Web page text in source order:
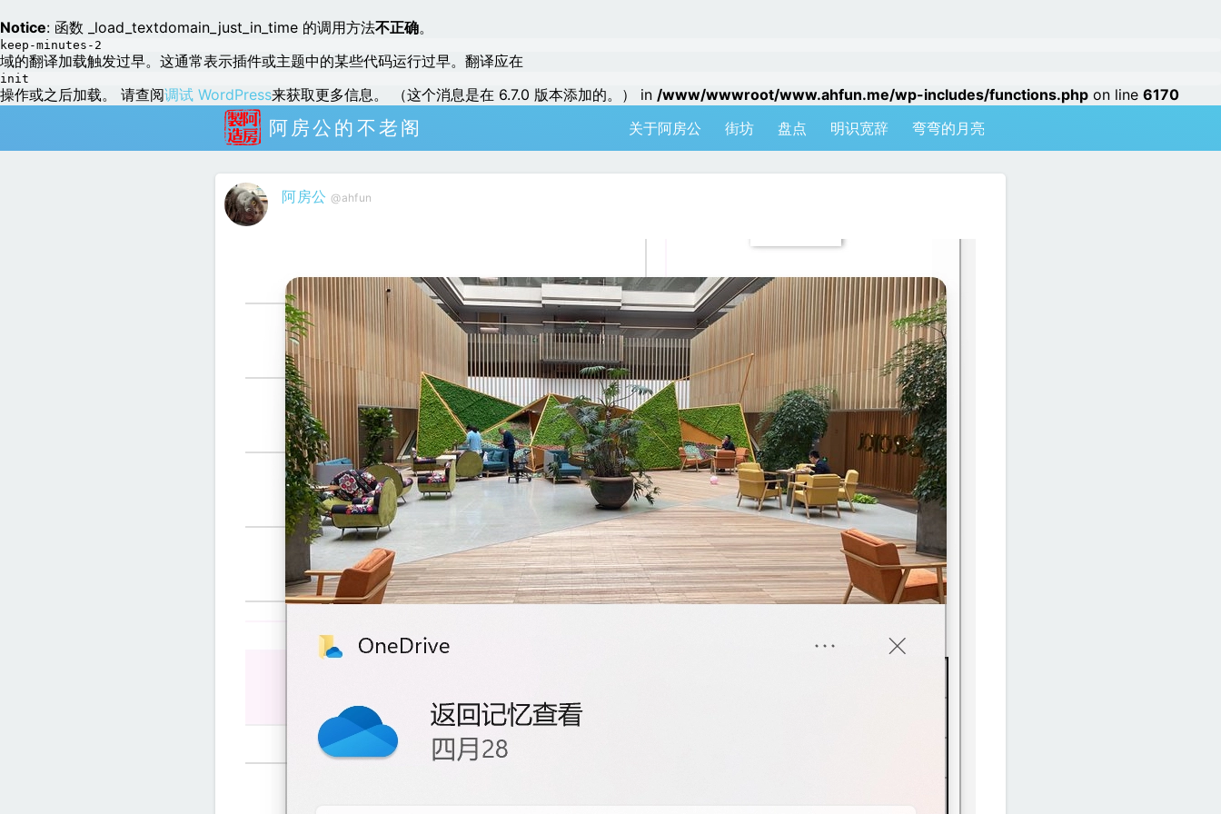
Notice: 函数 _load_textdomain_just_in_time 的调用方法不正确。
keep-minutes-2
域的翻译加载触发过早。这通常表示插件或主题中的某些代码运行过早。翻译应在
init
操作或之后加载。 请查阅调试 WordPress来获取更多信息。 （这个消息是在 6.7.0 版本添加的。） in /www/wwwroot/www.ahfun.me/wp-includes/functions.php on line 6170
阿房公的不老阁 关于阿房公 街坊 盘点 明识宽辞 弯弯的月亮
阿房公 @ahfun